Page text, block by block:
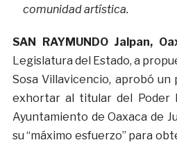
comunidad artística.
SAN RAYMUNDO Jalpan,
Legislatura del Estado, a
Sosa Villavicencio, aprobó
exhortar al titular del Poder
Ayuntamiento de Oaxaca de
su “máximo esfuerzo” para